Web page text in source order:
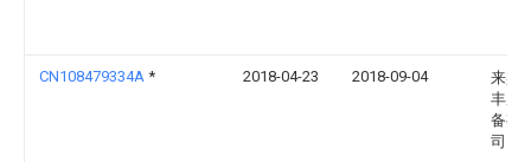
CN108479334A * 2018-04-23 2018-09-04
来宾
丰厨
备有
司